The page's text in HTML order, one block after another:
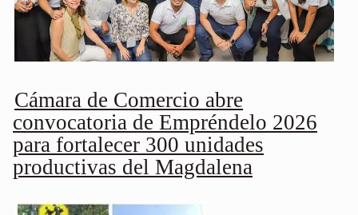
Cámara de Comercio abre
convocatoria de Empréndelo 2026
para fortalecer 300 unidades
productivas del Magdalena